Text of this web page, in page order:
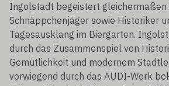
Ingolstadt begeistert gleichermaßen
Schnäppchenjäger sowie Historiker
Tagesausklang im Biergarten.
durch das Zusammenspiel von
Gemütlichkeit und modernem
vorwiegend durch das AUDI-Werk